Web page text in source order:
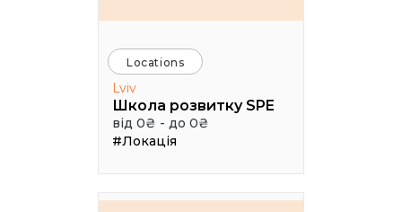
Locations
Lviv
Школа розвитку SPE
від 0₴ - до 0₴
#Локація